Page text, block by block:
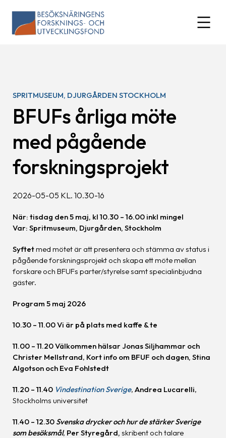
content
SPRITMUSEUM, DJURGÅRDEN STOCKHOLM
BFUFs årliga möte
med pågående
forskningsprojekt
2026-05-05 KL. 10.30-16
När: tisdag den 5 maj, kl 10.30 – 16.00 inkl mingel
Var: Spritmuseum, Djurgården, Stockholm
Syftetmed mötet är att presentera och stämma av status i
pågående forskningsprojekt och skapa ett möte mellan
forskare och BFUFs parter/styrelse samt specialinbjudna
gäster.
Program 5 maj 2026
10.30 – 11.00 Vi är på plats med kaffe & te
11.00 – 11.20 Välkommen hälsar Jonas Siljhammar och
Christer Mellstrand, Kort info om BFUF och dagen, Stina
Algotson och Eva Fohlstedt
11.20 – 11.40 Vindestination Sverige, Andrea Lucarelli,
Stockholms universitet
11.40 – 12.30 Svenska drycker och hur de stärker Sverige
som besöksmål, Per Styregård, skribent och talare